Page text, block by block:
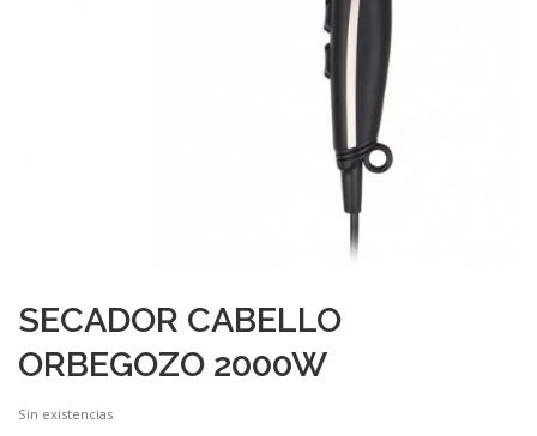
SECADOR CABELLO
ORBEGOZO 2000W
Sin existencias